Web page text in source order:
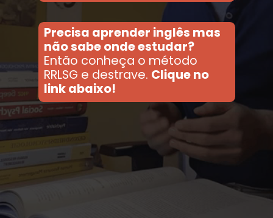
Precisa aprender inglês mas
não sabe onde estudar?
Então conheça o método
RRLSG e destrave. Clique no
link abaixo!